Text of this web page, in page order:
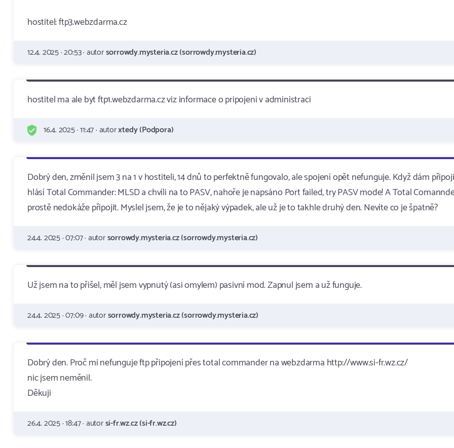
hostitel: ftp3.webzdarma.cz
12.4. 2025 · 20:53 · autorsorrowdy.mysteria.cz (sorrowdy.mysteria.cz)
hostitel ma ale byt ftp1.webzdarma.cz viz informace o pripojeni v administraci
16.4. 2025 · 11:47 · autorxtedy (Podpora)
Dobrý den, změnil jsem 3 na 1 v hostiteli, 14 dnů to perfektně fungovalo, ale spojení opět nefunguje. Když dám
hlásí Total Commander: MLSD a chvíli na to PASV, nahoře je napsáno Port failed, try PASV mode! A Total
prostě nedokáže připojit. Myslel jsem, že je to nějaký výpadek, ale už je to takhle druhý den. Nevíte co je špatně?
24.4. 2025 · 07:07 · autorsorrowdy.mysteria.cz (sorrowdy.mysteria.cz)
Už jsem na to přišel, měl jsem vypnutý (asi omylem) pasivní mod. Zapnul jsem a už funguje.
24.4. 2025 · 07:09 · autorsorrowdy.mysteria.cz (sorrowdy.mysteria.cz)
Dobrý den. Proč mi nefunguje ftp připojení přes total commander na webzdarma http://www.si-fr.wz.cz/
nic jsem neměnil.
Děkuji
26.4. 2025 · 18:47 · autorsi-fr.wz.cz (si-fr.wz.cz)